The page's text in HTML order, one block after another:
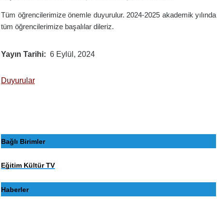
Tüm öğrencilerimize önemle duyurulur. 2024-2025 akademik yılında
tüm öğrencilerimize başalılar dileriz.
Yayın Tarihi 6 Eylül, 2024
Duyurular
Bağlı Birimler
Eğitim Kültür TV
Haberler